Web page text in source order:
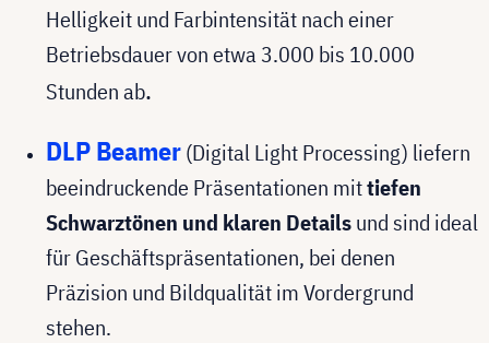
Helligkeit und Farbintensität nach einer
Betriebsdauer von etwa 3.000 bis 10.000
Stunden ab.
DLP Beamer(Digital Light Processing) liefern
beeindruckende Präsentationen mittiefen
Schwarztönen und klaren Detailsund sind ideal
für Geschäftspräsentationen, bei denen
Präzision und Bildqualität im Vordergrund
stehen.